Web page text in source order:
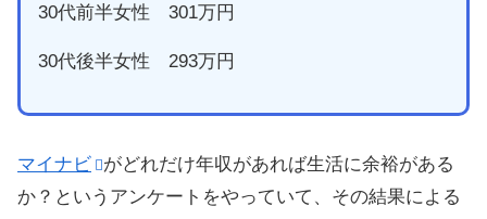
30代前半女性 301万円
30代後半女性 293万円
マイナビ
がどれだけ年収があれば生活に余裕がある
か？というアンケートをやっていて、その結果による